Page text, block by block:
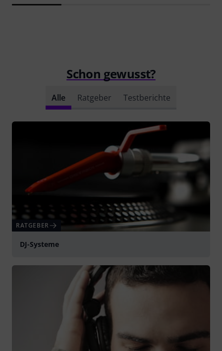
Schon gewusst?
Alle Ratgeber Testberichte
RATGEBER
DJ-Systeme